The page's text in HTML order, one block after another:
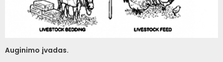
Auginimo įvadas.